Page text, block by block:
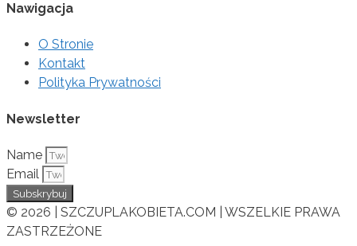
Nawigacja
O Stronie
Kontakt
Polityka Prywatności
Newsletter
Name
Email
Subskrybuj
© 2026 | SZCZUPLAKOBIETA.COM | WSZELKIE PRAWA
ZASTRZEŻONE